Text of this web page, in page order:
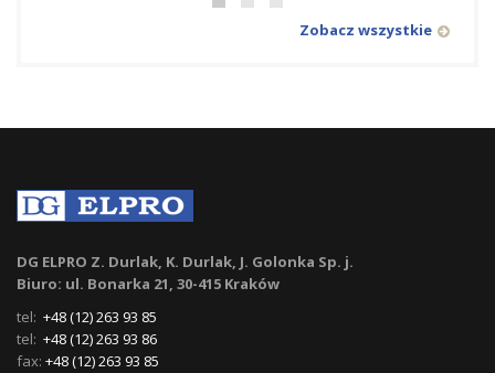
Zobacz wszystkie
DG ELPRO Z. Durlak, K. Durlak, J. Golonka Sp. j.
Biuro: ul. Bonarka 21, 30-415 Kraków
tel: +48 (12) 263 93 85
tel: +48 (12) 263 93 86
fax: +48 (12) 263 93 85